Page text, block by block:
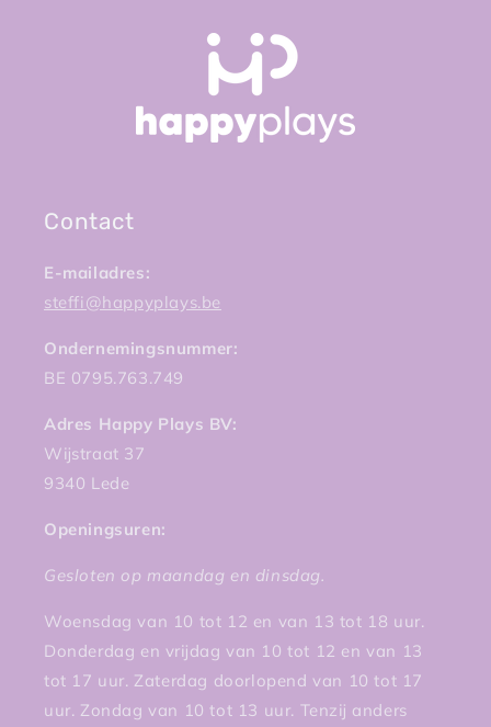
Contact
E-mailadres:
steffi@happyplays.be
Ondernemingsnummer:
BE 0795.763.749
Adres Happy Plays BV:
Wijstraat 37
9340 Lede
Openingsuren:
Gesloten op maandag en dinsdag.
Woensdag van 10 tot 12 en van 13 tot 18 uur.
Donderdag en vrijdag van 10 tot 12 en van 13
tot 17 uur. Zaterdag doorlopend van 10 tot 17
uur. Zondag van 10 tot 13 uur. Tenzij anders